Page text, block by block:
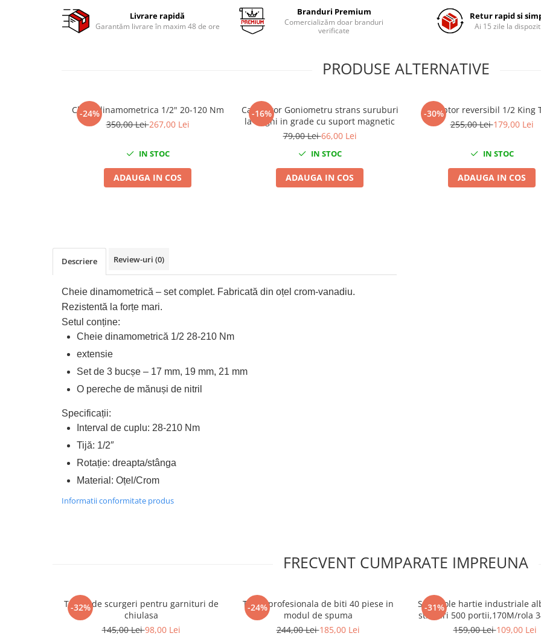
Aparate taiere cu plasma
Pompe si Cilindri Hidraulici
Recuperatoare de ulei
Scule Ajutatoare
Scule De Mana si Unelte
Aparate de nituit si capsat
Capsatoare tapiterie
Chei Dinamometrice
Ciocane Dalti si Dornuri
Aparate de spalat cu presiune
Aspiratoare industriale
Lampi si Lanterne
Polizoare unghiulare
Livrare rapidă
Garantăm livrare în maxim 48 de ore
Branduri Premium
Comercializăm doar branduri
verificate
Retur rapid si
Ai 15 zile la
PRODUSE ALTERNATIVE
-24%
Cheie dinamometrica 1/2" 20-120 Nm
350,00 Lei267,00 Lei
IN STOC
ADAUGA IN COS
-16%
Calibrator Goniometru strans suruburi
la unghi in grade cu suport magnetic
79,00 Lei66,00 Lei
IN STOC
ADAUGA IN COS
-30%
Adaptor reversibil 1/2 King
255,00 Lei179,00 Lei
IN STOC
ADAUGA IN COS
Descriere Review-uri (0)
Cheie dinamometrică – set complet. Fabricată din oțel crom-vanadiu.
Rezistentă la forțe mari.
Setul conține:
Cheie dinamometrică 1/2 28-210 Nm
extensie
Set de 3 bucșe – 17 mm, 19 mm, 21 mm
O pereche de mănuși de nitril
Specificații:
Interval de cuplu: 28-210 Nm
Tijă: 1/2″
Rotație: dreapta/stânga
Material: Oțel/Crom
Informatii conformitate produs
FRECVENT CUMPARATE IMPREUNA
-32%
Tester de scurgeri pentru garnituri de
chiulasa
145,00 Lei98,00 Lei
-24%
Trusa profesionala de biti 40 piese in
modul de spuma
244,00 Lei185,00 Lei
-31%
Set 2 role hartie industriale
straturi 500 portii,170M/rola
Mega Blue
159,00 Lei109,00 Lei